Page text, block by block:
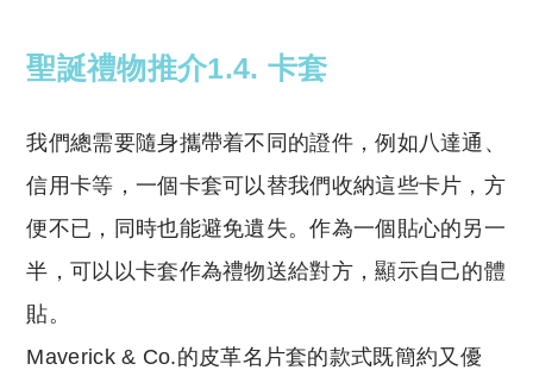
聖誕禮物推介1.4. 卡套
我們總需要隨身攜帶着不同的證件，例如八達通、
信用卡等，一個卡套可以替我們收納這些卡片，方
便不已，同時也能避免遺失。作為一個貼心的另一
半，可以以卡套作為禮物送給對方，顯示自己的體
貼。
Maverick & Co.的皮革名片套的款式既簡約又優